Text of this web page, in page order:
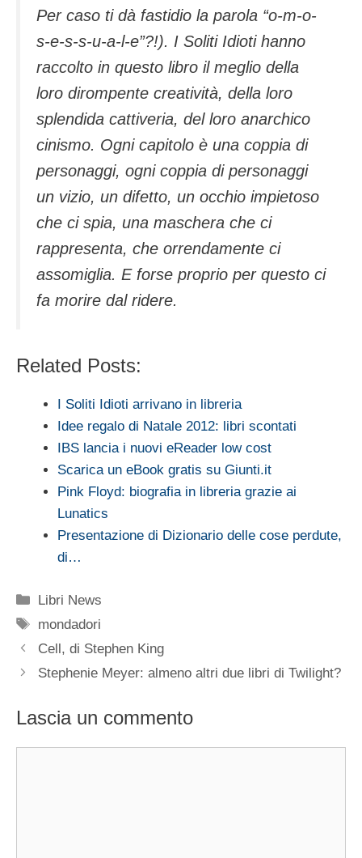
Per caso ti dà fastidio la parola “o-m-o-
s-e-s-s-u-a-l-e”?!). I Soliti Idioti hanno
raccolto in questo libro il meglio della
loro dirompente creatività, della loro
splendida cattiveria, del loro anarchico
cinismo. Ogni capitolo è una coppia di
personaggi, ogni coppia di personaggi
un vizio, un difetto, un occhio impietoso
che ci spia, una maschera che ci
rappresenta, che orrendamente ci
assomiglia. E forse proprio per questo ci
fa morire dal ridere.
Related Posts:
I Soliti Idioti arrivano in libreria
Idee regalo di Natale 2012: libri scontati
IBS lancia i nuovi eReader low cost
Scarica un eBook gratis su Giunti.it
Pink Floyd: biografia in libreria grazie ai
Lunatics
Presentazione di Dizionario delle cose perdute,
di…
Categorie
Libri News
Tag
mondadori
Cell, di Stephen King
Stephenie Meyer: almeno altri due libri di Twilight?
Lascia un commento